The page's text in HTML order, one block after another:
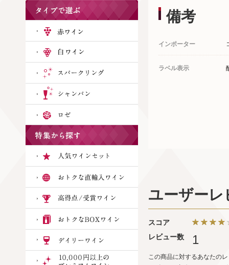
備考
インポーター
ラベル表示
ユーザーレ
スコア
レビュー数
1
この商品に対するあなたの